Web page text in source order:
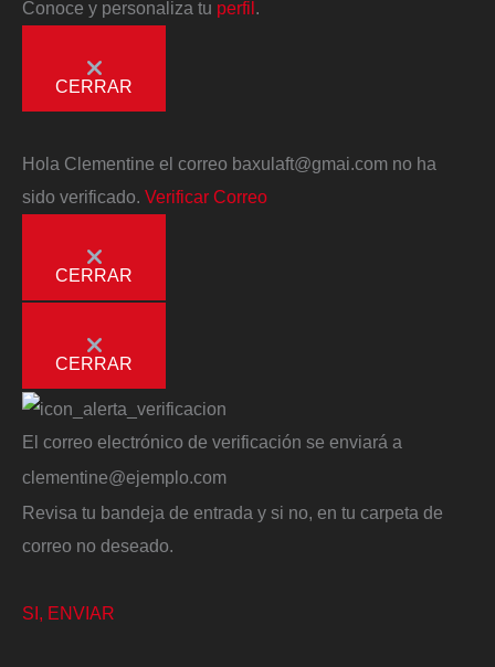
Conoce y personaliza tu perfil
CERRAR
Hola Clementine el correo baxulaft@gmai.com no ha
sido verificado. Verificar Correo
CERRAR
CERRAR
El correo electrónico de verificación se enviará a
clementine@ejemplo.com
Revisa tu bandeja de entrada y si no, en tu carpeta de
correo no deseado.
SI, ENVIAR